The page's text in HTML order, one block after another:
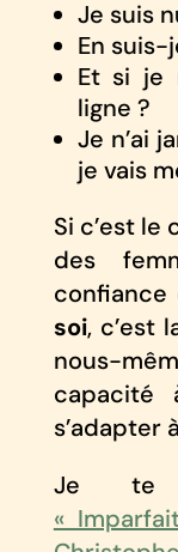
Je suis
En suis-
Et si je
ligne ?
Je n’ai
je vais
Si c’est le
des
confiance
soi, c’est
nous-
s’adapter
Je te
«